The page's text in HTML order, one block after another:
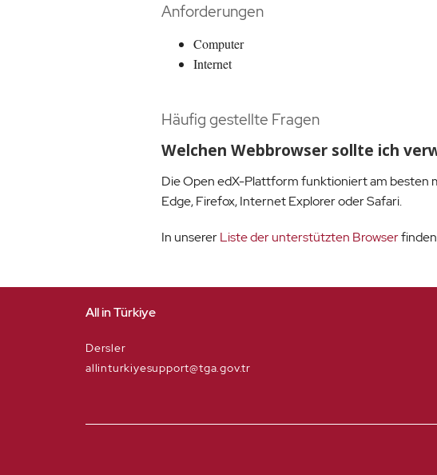
Anforderungen
Computer
Internet
Häufig gestellte Fragen
Welchen Webbrowser sollte ich
Die Open edX-Plattform funktioniert am besten
Edge, Firefox, Internet Explorer oder Safari.
In unsererListe der unterstützten Browser
All in Türkiye
Dersler
allinturkiyesupport@tga.gov.tr